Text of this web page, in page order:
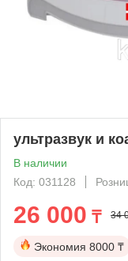
ультразвук и
В наличии
Код: 031128
26 000 ₸ 34
Экономия 8000 ₸